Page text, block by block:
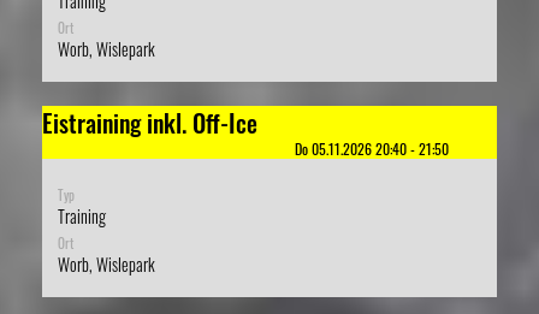
Ort
Worb, Wislepark
Eistraining inkl. Off-Ice
Do 05.11.2026 20:40 - 21:50
Typ
Training
Ort
Worb, Wislepark